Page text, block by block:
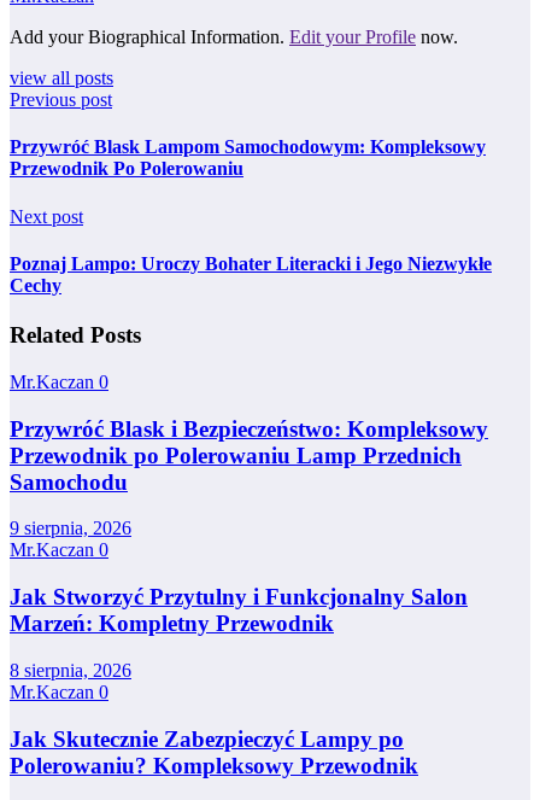
Add your Biographical Information. Edit your Profile now.
view all posts
Previous post
Przywróć Blask Lampom Samochodowym: Kompleksowy
Przewodnik Po Polerowaniu
Next post
Poznaj Lampo: Uroczy Bohater Literacki i Jego Niezwykłe
Cechy
Related Posts
Mr.Kaczan 0
Przywróć Blask i Bezpieczeństwo: Kompleksowy
Przewodnik po Polerowaniu Lamp Przednich
Samochodu
9 sierpnia, 2026
Mr.Kaczan 0
Jak Stworzyć Przytulny i Funkcjonalny Salon
Marzeń: Kompletny Przewodnik
8 sierpnia, 2026
Mr.Kaczan 0
Jak Skutecznie Zabezpieczyć Lampy po
Polerowaniu? Kompleksowy Przewodnik